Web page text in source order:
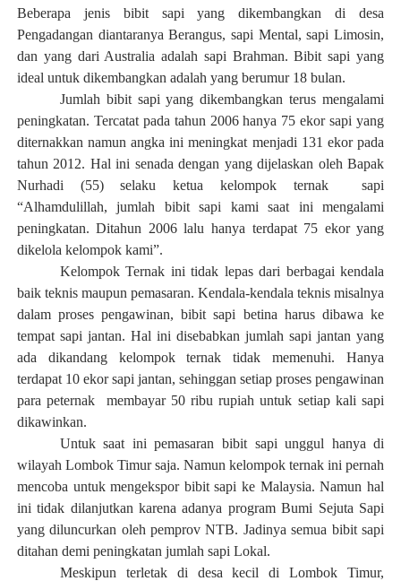
Beberapa jenis bibit sapi yang dikembangkan di desa
Pengadangan diantaranya Berangus, sapi Mental, sapi Limosin,
dan yang dari Australia adalah sapi Brahman. Bibit sapi yang
ideal untuk dikembangkan adalah yang berumur 18 bulan.
Jumlah bibit sapi yang dikembangkan terus mengalami
peningkatan. Tercatat pada tahun 2006 hanya 75 ekor sapi yang
diternakkan namun angka ini meningkat menjadi 131 ekor pada
tahun 2012. Hal ini senada dengan yang dijelaskan oleh Bapak
Nurhadi (55) selaku ketua kelompok ternak sapi
“Alhamdulillah, jumlah bibit sapi kami saat ini mengalami
peningkatan. Ditahun 2006 lalu hanya terdapat 75 ekor yang
dikelola kelompok kami”.
Kelompok Ternak ini tidak lepas dari berbagai kendala
baik teknis maupun pemasaran. Kendala-kendala teknis misalnya
dalam proses pengawinan, bibit sapi betina harus dibawa ke
tempat sapi jantan. Hal ini disebabkan jumlah sapi jantan yang
ada dikandang kelompok ternak tidak memenuhi. Hanya
terdapat 10 ekor sapi jantan, sehinggan setiap proses pengawinan
para peternak membayar 50 ribu rupiah untuk setiap kali sapi
dikawinkan.
Untuk saat ini pemasaran bibit sapi unggul hanya di
wilayah Lombok Timur saja. Namun kelompok ternak ini pernah
mencoba untuk mengekspor bibit sapi ke Malaysia. Namun hal
ini tidak dilanjutkan karena adanya program Bumi Sejuta Sapi
yang diluncurkan oleh pemprov NTB. Jadinya semua bibit sapi
ditahan demi peningkatan jumlah sapi Lokal.
Meskipun terletak di desa kecil di Lombok Timur,